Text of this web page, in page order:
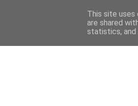
This site uses
are shared
statistics, and